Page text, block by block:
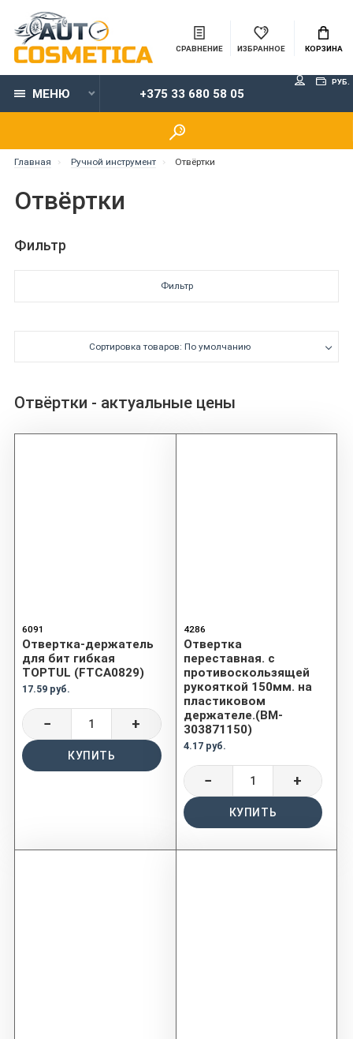
СРАВНЕНИЕ ИЗБРАННОЕ КОРЗИНА
МЕНЮ +375 33 680 58 05
РУБ.
Главная Ручной инструмент Отвёртки
Отвёртки
Фильтр
Фильтр
Сортировка товаров: По умолчанию
Отвёртки - актуальные цены
6091
Отвертка-держатель
для бит гибкая
TOPTUL (FTCA0829)
17.59 руб.
− +
КУПИТЬ
4286
Отвертка
переставная. с
противоскользящей
рукояткой 150мм. на
пластиковом
держателе.(BM-
303871150)
4.17 руб.
− +
КУПИТЬ